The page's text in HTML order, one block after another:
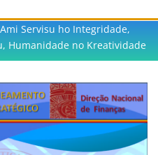
Servisu ho Integridade,
Humanidade no Kreatividade